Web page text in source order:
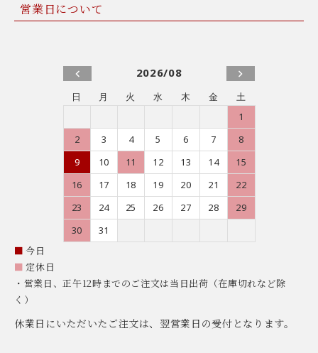
営業日について
2026/08
日 月 火 水 木 金
土
1
2
3 4 5 6 7
8
9
10 11 12 13 14
15
16
17 18 19 20 21
22
23
24 25 26 27 28
29
30
31
■ 今日
■ 定休日
・営業日、正午12時までのご注文は当日出荷（在庫切れなど除
く）
休業日にいただいたご注文は、翌営業日の受付となります。